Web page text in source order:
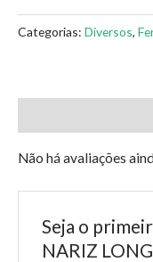
Categorias: Diversos,
Não há avaliações
Seja o
NARIZ